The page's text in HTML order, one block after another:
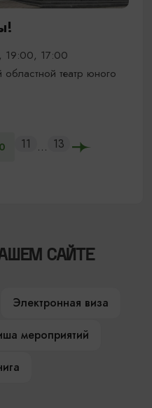
19:00, 17:00
областной театр юного
11 ... 13
САЙТЕ
Электронная виза
мероприятий